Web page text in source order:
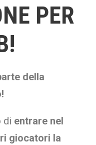
PER
della
di entrare nel
giocatori la